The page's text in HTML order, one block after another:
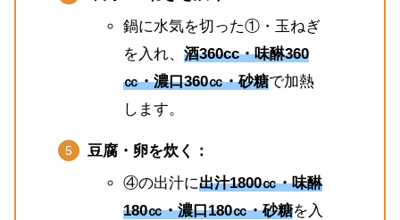
鍋に水気を切った①・玉ねぎ
を入れ、 酒360cc・味醂360
㏄・濃口360㏄・砂糖で加熱
します。
豆腐・卵を炊く：
④の出汁に出汁1800㏄・味醂
180㏄・濃口180㏄・砂糖を入